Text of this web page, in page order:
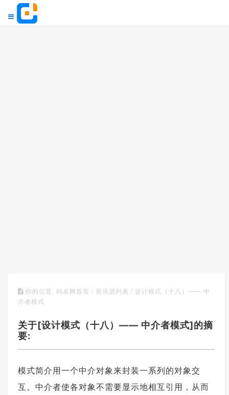
你的位置: 码友网首页 / 资讯源列表 / 设计模式（十八）—— 中
介者模式
关于[设计模式（十八）—— 中介者模式]的摘
要:
模式简介用一个中介对象来封装一系列的对象交
互。中介者使各对象不需要显示地相互引用，从而